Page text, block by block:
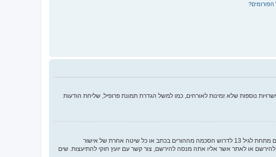
הפורומים?
נוספות שלא זמינות לאורחים, כמו למשל הגדרת תמונת פרופיל, שליחת הודעות
COPPA, או החוק לפרטיות והגנה המקוונת של הילד של 1998, הוא חוק בארצות הברית הדורש מאתרים ברשת אשר יכולים לאסוף מידע מקטינים מתחת לגיל 13 לדרוש הסכמה מההורים בכתב או כל שיטה אחרת של אישור
בטוח אם חוק זה חל לגביך בתור מישהו המנסה להירשם או לאתר אשר אליו אתה מנסה להירשם, צור קשר עם יועץ חוקי להתיעצות. שים